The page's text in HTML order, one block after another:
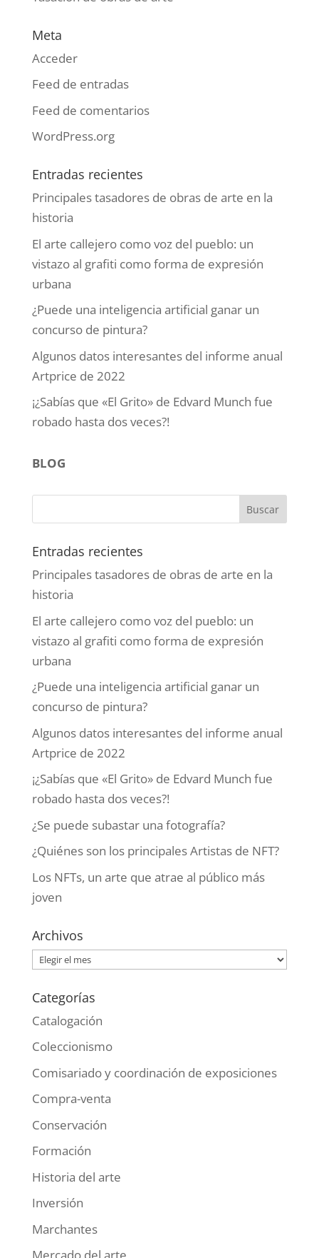
Meta
Acceder
Feed de entradas
Feed de comentarios
WordPress.org
Entradas recientes
Principales tasadores de obras de arte en la
historia
El arte callejero como voz del pueblo: un
vistazo al grafiti como forma de expresión
urbana
¿Puede una inteligencia artificial ganar un
concurso de pintura?
Algunos datos interesantes del informe anual
Artprice de 2022
¡¿Sabías que «El Grito» de Edvard Munch fue
robado hasta dos veces?!
BLOG
Entradas recientes
Principales tasadores de obras de arte en la
historia
El arte callejero como voz del pueblo: un
vistazo al grafiti como forma de expresión
urbana
¿Puede una inteligencia artificial ganar un
concurso de pintura?
Algunos datos interesantes del informe anual
Artprice de 2022
¡¿Sabías que «El Grito» de Edvard Munch fue
robado hasta dos veces?!
¿Se puede subastar una fotografía?
¿Quiénes son los principales Artistas de NFT?
Los NFTs, un arte que atrae al público más
joven
Archivos
Archivos
Categorías
Catalogación
Coleccionismo
Comisariado y coordinación de exposiciones
Compra-venta
Conservación
Formación
Historia del arte
Inversión
Marchantes